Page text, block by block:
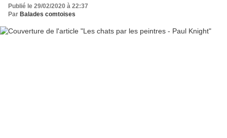
Publié le 29/02/2020 à 22:37
Par Balades comtoises